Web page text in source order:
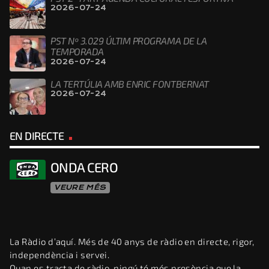
2026-07-24
PST Nº 3.029 ÚLTIM PROGRAMA DE LA
TEMPORADA
2026-07-24
LA TERTÚLIA AMB ENRIC FONTBERNAT
2026-07-24
EN DIRECTE
ONDA CERO
VEURE MÉS
La Ràdio d’aquí. Més de 40 anys de ràdio en directe, rigor,
independència i servei.